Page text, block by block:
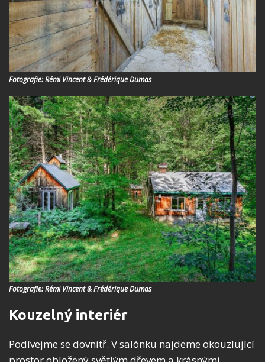
Fotografie: Rémi Vincent & Frédérique Dumas
Fotografie: Rémi Vincent & Frédérique Dumas
Kouzelný interiér
Podívejme se dovnitř. V salónku najdeme okouzlující